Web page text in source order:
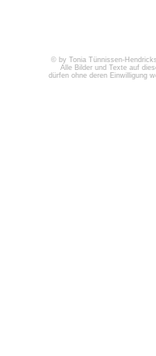
© by Tonia Tünnissen-
Alle Bilder und Texte auf
dürfen ohne deren Einwilligung